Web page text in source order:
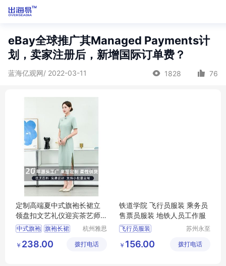
eBay全球推广其Managed Payments计
划，卖家注册后，新增国际订单费？
蓝海亿观网/ 2022-03-11 1828 76
定制高端夏中式旗袍长裙立
领盘扣文艺礼仪迎宾茶艺师
服务员工作服
中式旗袍 旗袍长裙
茶艺师服务员
工作服
杭州雅思
饰有限公
￥ 238.00 拨打电话
铁道学院 飞行员服装 乘务员
售票员服装 地铁人员工作服
飞行员服装
地铁人员工作服
苏州永至
限公司
￥ 156.00 拨打电话